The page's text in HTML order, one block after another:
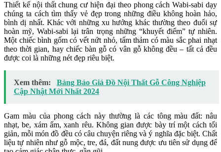
Thiết kế nội thất chung cư hiện đại theo phong cách Wabi-sabi dạy
chúng ta cách tìm thấy vẻ đẹp trong những điều không hoàn hảo,
bình dị nhất. Khác với những xu hướng khác thường theo đuổi sự
hoàn mỹ, Wabi-sabi lại trân trọng những “khuyết điểm” tự nhiên.
Một chiếc bình gốm có vết nứt nhỏ, tấm thảm có màu sắc phai nhạt
theo thời gian, hay chiếc bàn gỗ có vân gỗ không đều – tất cả đều
được coi là những nét đẹp riêu biệt.
Xem thêm:
Bảng Báo Giá Đồ Nội Thất Gỗ Công Nghiệp
Cập Nhật Mới Nhất 2024
Gam màu của phong cách này thường là các tông màu đất: nâu
nhạt, be, xám ấm, xanh rêu. Không gian được bày trí một cách tối
giản, mỗi món đồ đều có câu chuyện riêng và ý nghĩa đặc biệt. Chất
liệu tự nhiên như gỗ mộc, tre, đá, đất nung được ưu tiên sử dụng để